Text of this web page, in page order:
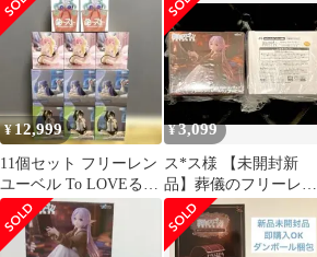
ェア 4点セット
¥12,999
11個セット フリーレン
ユーベル To LOVEる
ナナ 初音ミク ぬースト
¥3,099
ス*ス様 【未開封新
品】葬儀のフリーレ
ン Desktop Cuteルーム
ウェア2